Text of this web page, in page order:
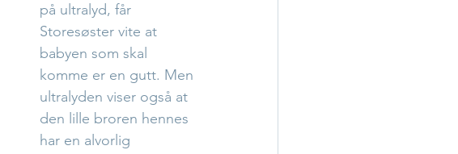
på ultralyd, får
Storesøster vite at
babyen som skal
komme er en gutt. Men
ultralyden viser også at
den lille broren hennes
har en alvorlig